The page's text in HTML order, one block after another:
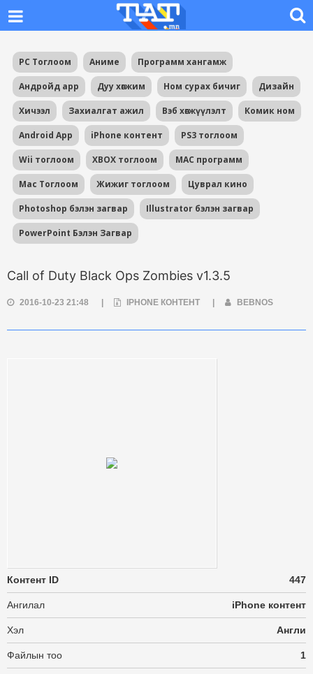
PC Тоглоом Аниме Программ хангамж
Андройд app Дуу хөгжим Ном сурах бичиг Дизайн
Хичээл Захиалгат ажил Вэб хөгжүүлэлт Комик ном
Android App iPhone контент PS3 тоглоом
Wii тоглоом XBOX тоглоом MAC программ
Mac Тоглоом Жижиг тоглоом Цуврал кино
Photoshop бэлэн загвар Illustrator бэлэн загвар
PowerPoint Бэлэн Загвар
Call of Duty Black Ops Zombies v1.3.5
2016-10-23 21:48 IPHONE КОНТЕНТ BEBNOS
Контент ID 447
Ангилал iPhone контент
Хэл Англи
Файлын тоо 1